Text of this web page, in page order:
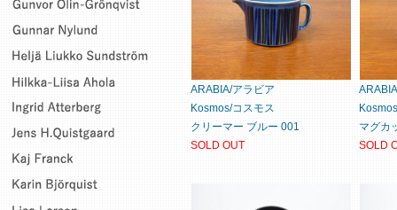
ARABIA/アラビア
Kosmos/コスモス
クリーマー ブルー 001
SOLD OUT
マグカ
SOLD